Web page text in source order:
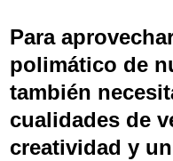
Para
polimático de
también
cualidades de
creatividad y